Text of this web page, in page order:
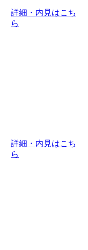
詳細・内見はこち
ら
詳細・内見はこち
ら